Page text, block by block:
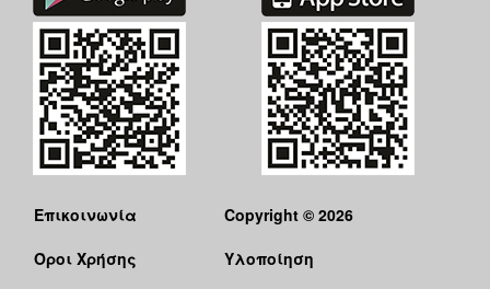
Επικοινωνία
Όροι Χρήσης
Copyright © 2026
Υλοποίηση